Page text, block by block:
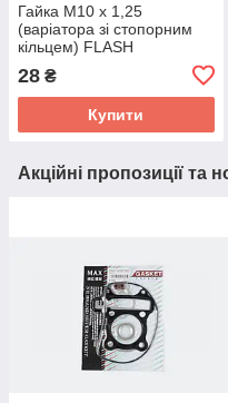
Гайка М10 х 1,25
(варіатора зі стопорним
кільцем) FLASH
28 ₴
Купити
Акційні пропозиції та